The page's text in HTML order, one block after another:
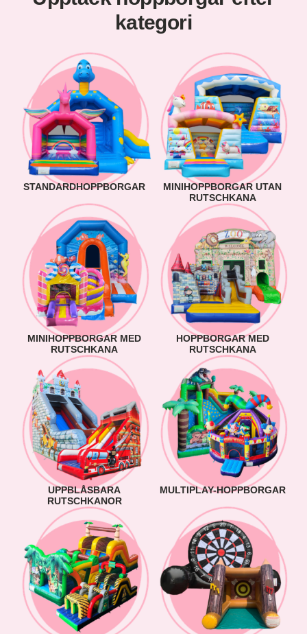
kategori
STANDARDHOPPBORGAR
MINIHOPPBORGAR UTAN
RUTSCHKANA
MINIHOPPBORGAR MED
RUTSCHKANA
HOPPBORGAR MED
RUTSCHKANA
UPPBLÅSBARA
RUTSCHKANOR
MULTIPLAY-HOPPBORGAR